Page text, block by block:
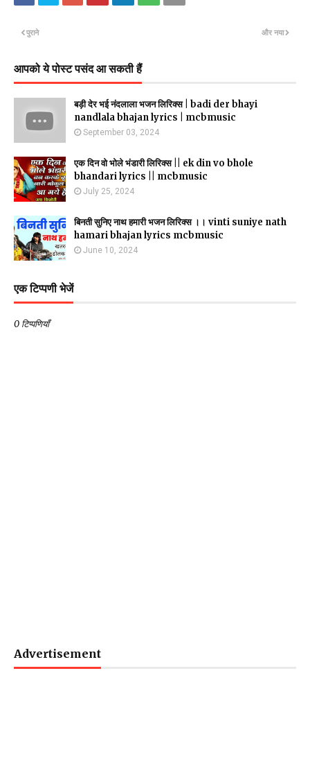
और नया
पुराने
आपको ये पोस्ट पसंद आ सकती हैं
बड़ी देर भई नंदलाला भजन लिरिक्स | badi der bhayi
nandlala bhajan lyrics | mcbmusic
September 03, 2024
एक दिन वो भोले भंडारी लिरिक्स || ek din vo bhole
bhandari lyrics || mcbmusic
July 25, 2024
बिनती सुनिए नाथ हमारी भजन लिरिक्स ।। vinti suniye nath
hamari bhajan lyrics mcbmusic
June 10, 2024
एक टिप्पणी भेजें
0 टिप्पणियाँ
Advertisement